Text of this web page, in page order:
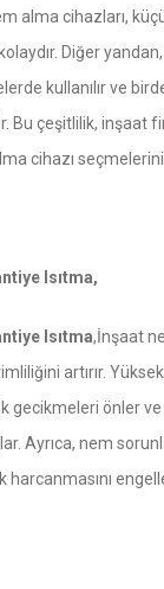
alma cihazları,
Diğer
kullanılır ve
Bu çeşitlilik, inşaat
cihazı
Isıtma,
Isıtma,İnşaat
artırır.
gecikmeleri önler
Ayrıca, nem